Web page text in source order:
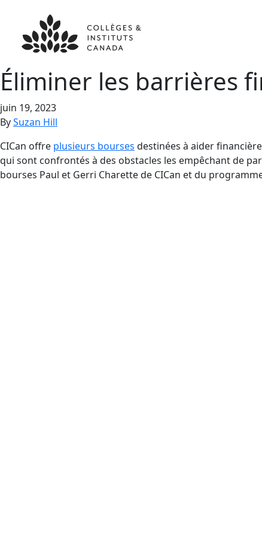
Éliminer les barrières
juin 19, 2023
BySuzan Hill
CICan offre plusieurs bourses destinées à aider
qui sont confrontés à des obstacles les empêchant de
bourses Paul et Gerri Charette de CICan et du